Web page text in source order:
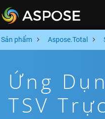
Sản phẩm Aspose.Total
Ứng
TSV